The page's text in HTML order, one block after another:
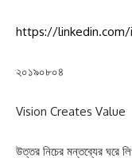
https://linkedin.com/
২০১৯০৮০৪
Vision Creates Value
উত্তর নিচের মন্তব্যের ঘরে